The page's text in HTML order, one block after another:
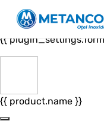
Close
{{
{{
{{ product.name }}